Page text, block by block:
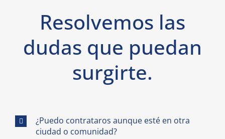
Resolvemos las
dudas que puedan
surgirte.
¿Puedo contrataros aunque esté en otra
ciudad o comunidad?